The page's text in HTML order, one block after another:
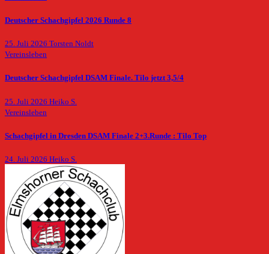
Deutscher Schachgipfel 2026 Runde 8
25. Juli 2026 Torsten Noldt
Vereinsleben
Deutscher Schachgipfel DSAM Finale. Tilo jetzt 3,5/4
25. Juli 2026 Heiko S.
Vereinsleben
Schachgipfel in Dresden DSAM Finale 2+3.Runde : Tilo Top
24. Juli 2026 Heiko S.